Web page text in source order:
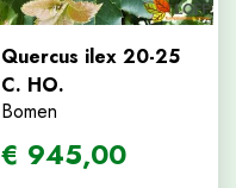
Quercus ilex 20-25
C. HO.
Bomen
€ 945,00